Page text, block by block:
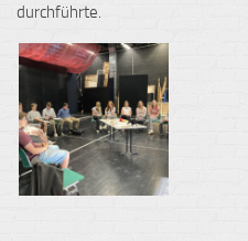
durchführte.